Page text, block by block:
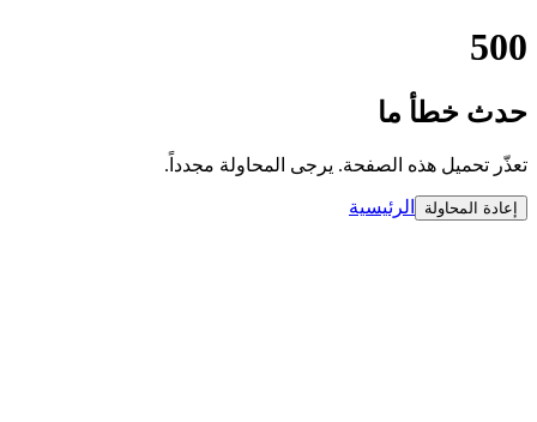
500
حدث خطأ ما
تعذّر تحميل هذه الصفحة. يرجى المحاولة مجدداً.
إعادة المحاولة الرئيسية